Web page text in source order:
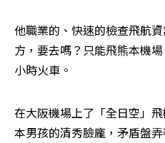
他職業的、快速的檢查飛航
方，要去嗎？只能飛熊本機
小時火車。
在大阪機場上了「全日空」
本男孩的清秀臉龐，矛盾盤